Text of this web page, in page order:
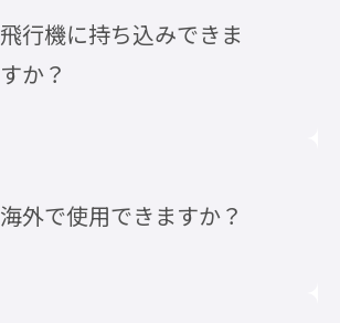
飛行機に持ち込みできま
すか？
ます。※機内持ち込みの詳細につ
海外で使用できますか？